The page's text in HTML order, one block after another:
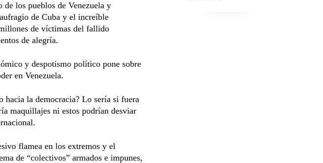
los pueblos de Venezuela y
de Cuba y el increíble
de víctimas del fallido
de alegría.
y despotismo político pone sobre
en Venezuela.
hacia la democracia? Lo sería si fuera
maquillajes ni estos podrían desviar
flamea en los extremos y el
de “colectivos” armados e impunes,